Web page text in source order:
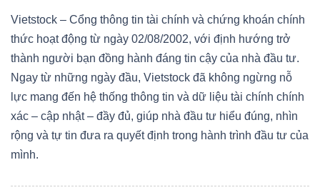
Vietstock – Cổng thông tin tài chính và chứng khoán chính
thức hoạt động từ ngày 02/08/2002, với định hướng trở
thành người bạn đồng hành đáng tin cậy của nhà đầu tư.
Ngay từ những ngày đầu, Vietstock đã không ngừng nỗ
lực mang đến hệ thống thông tin và dữ liệu tài chính chính
xác – cập nhật – đầy đủ, giúp nhà đầu tư hiểu đúng, nhìn
rộng và tự tin đưa ra quyết định trong hành trình đầu tư của
mình.